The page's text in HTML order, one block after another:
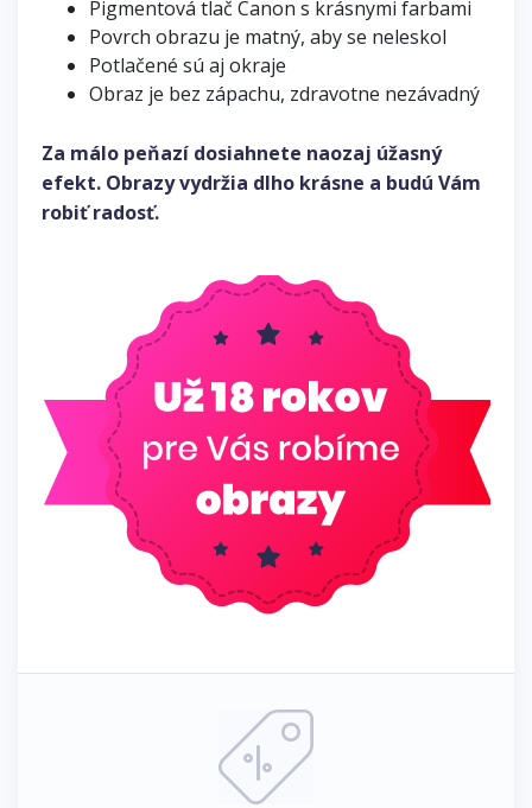
Pigmentová tlač Canon s krásnymi farbami
Povrch obrazu je matný, aby se neleskol
Potlačené sú aj okraje
Obraz je bez zápachu, zdravotne nezávadný
Za málo peňazí dosiahnete naozaj úžasný
efekt. Obrazy vydržia dlho krásne a budú Vám
robiť radosť.